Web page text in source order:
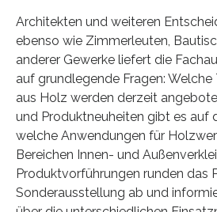
Architekten und weiteren
ebenso wie Zimmerleuten,
anderer Gewerke liefert die
auf grundlegende Fragen:
aus Holz werden derzeit
und Produktneuheiten gibt es auf
welche Anwendungen für
Bereichen Innen- und
Produktvorführungen runden das
Sonderausstellung ab und